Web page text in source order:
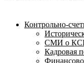
Контрольно-
СМИ о
Кадровая